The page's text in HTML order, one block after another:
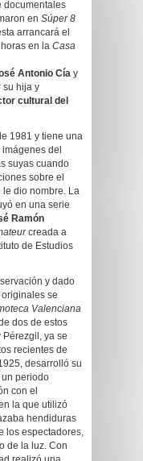
documentales
en Súper 8
arrancará el
en la Casa
Antonio Cía y
su hija y
cultural del
1981 y tiene una
del
suyas cuando
sobre el
le dio nombre. La
en una serie
Ramón
creada a
de Estudios
y dado
se
Valenciana
dos de estos
ya se
recientes de
desarrolló su
un periodo
con el
la que utilizó
hendiduras
los espectadores,
de la luz. Con